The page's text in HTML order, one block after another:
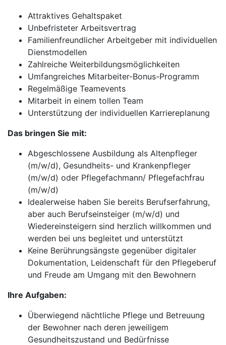
Attraktives Gehaltspaket
Unbefristeter Arbeitsvertrag
Familienfreundlicher Arbeitgeber mit individuellen
Dienstmodellen
Zahlreiche Weiterbildungsmöglichkeiten
Umfangreiches Mitarbeiter-Bonus-Programm
Regelmäßige Teamevents
Mitarbeit in einem tollen Team
Unterstützung der individuellen Karriereplanung
Das bringen Sie mit:
Abgeschlossene Ausbildung als Altenpfleger
(m/w/d), Gesundheits- und Krankenpfleger
(m/w/d) oder Pflegefachmann/ Pflegefachfrau
(m/w/d)
Idealerweise haben Sie bereits Berufserfahrung,
aber auch Berufseinsteiger (m/w/d) und
Wiedereinsteigern sind herzlich willkommen und
werden bei uns begleitet und unterstützt
Keine Berührungsängste gegenüber digitaler
Dokumentation, Leidenschaft für den Pflegeberuf
und Freude am Umgang mit den Bewohnern
Ihre Aufgaben:
Überwiegend nächtliche Pflege und Betreuung
der Bewohner nach deren jeweiligem
Gesundheitszustand und Bedürfnisse